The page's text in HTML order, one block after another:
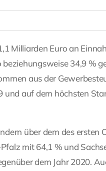
Milliarden Euro an
34,9 %
aus der
auf dem höchsten
über dem des ersten
mit 64,1 % und
dem Jahr 2020.